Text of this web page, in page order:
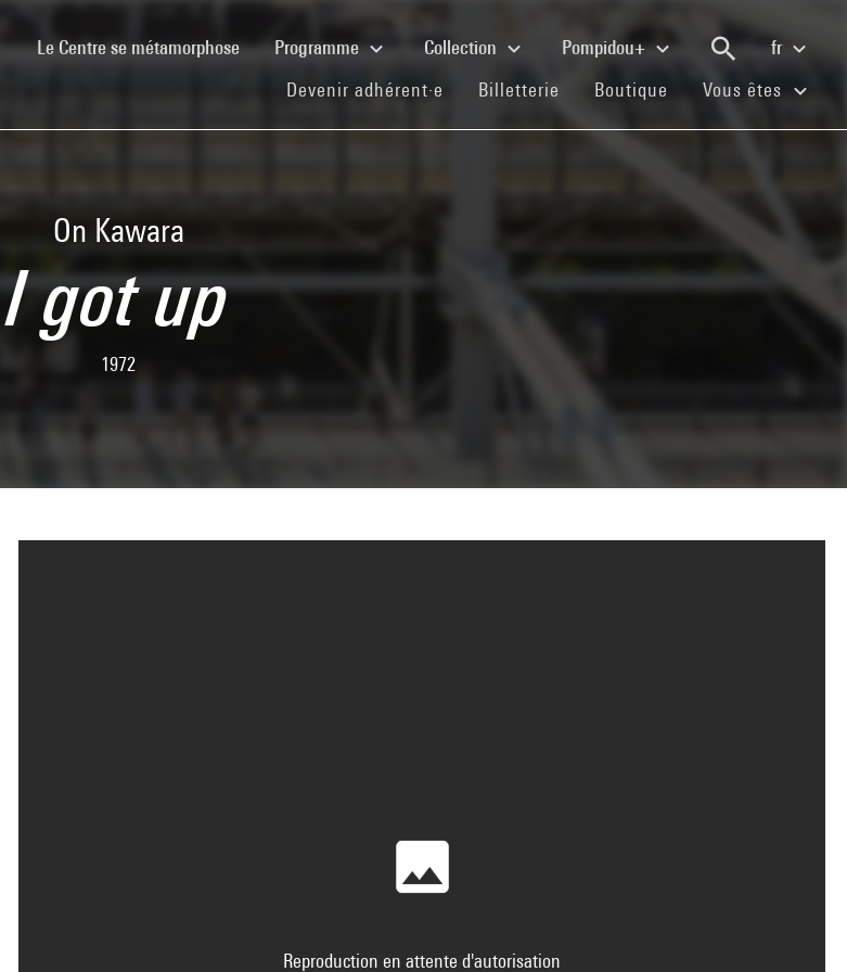
Le Centre se métamorphose(current)Programme Collection Pompidou+
fr
Devenir adhérent·e (current)
Billetterie (current)
Boutique (current)
Vous êtes
On Kawara
I got up
1972
Reproduction en attente d'autorisation